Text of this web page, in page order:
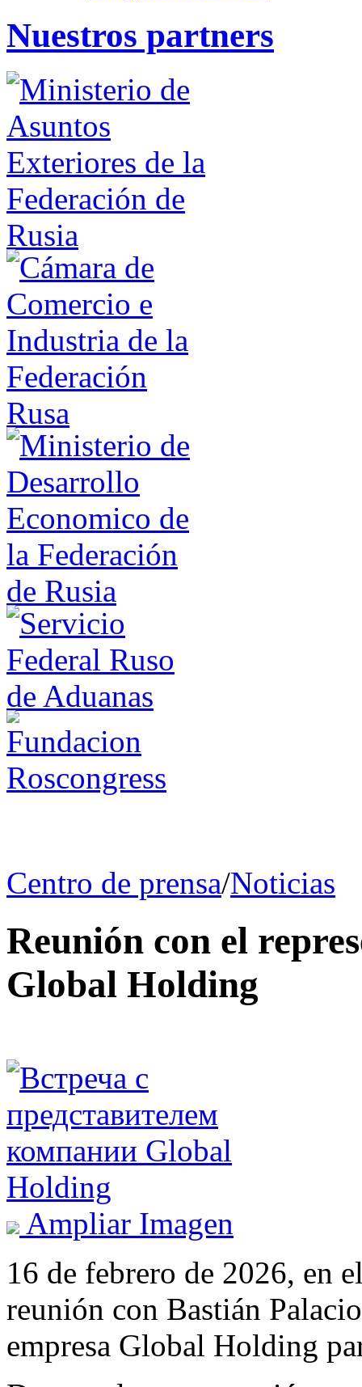
Nuestros partners
Centro de prensa/Noticias
Reunión con el
Global Holding
Ampliar Imagen
16 de febrero de 2026, en
reunión con Bastián
empresa Global Holding